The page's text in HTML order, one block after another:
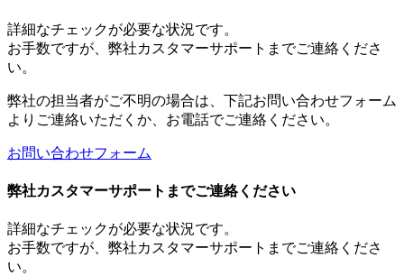
詳細なチェックが必要な状況です。
お手数ですが、弊社カスタマーサポートまでご連絡くださ
い。
弊社の担当者がご不明の場合は、下記お問い合わせフォーム
よりご連絡いただくか、お電話でご連絡ください。
お問い合わせフォーム
弊社カスタマーサポートまでご連絡ください
詳細なチェックが必要な状況です。
お手数ですが、弊社カスタマーサポートまでご連絡くださ
い。